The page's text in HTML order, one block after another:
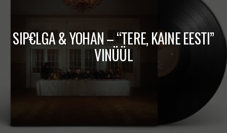
SIP€LGA & YOHAN – “TERE, KAINE EESTI”
VINÜÜL